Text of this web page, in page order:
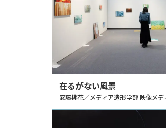
在るがない風景
安藤桃花／メディア造形学部 映像メ